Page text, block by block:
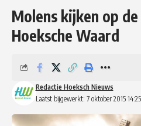
Molens kijken op
Hoeksche Waard
Laatst bijgewerkt: 7 oktober 2015 14:25
Redactie Hoeksch Nieuws